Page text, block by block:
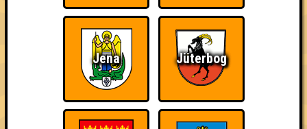
Wir sind immer bei
Euch!
Nerven aus Stahl
Teilnahmen is too
damn high
Jena Jüterbog